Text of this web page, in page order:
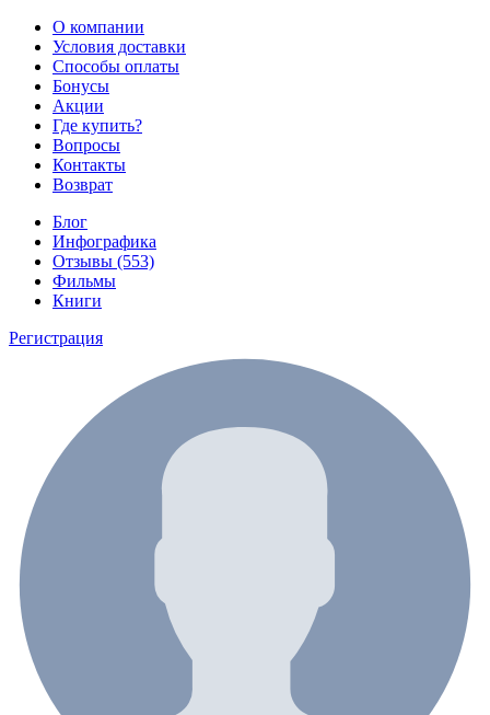
О компании
Условия доставки
Способы оплаты
Бонусы
Акции
Где купить?
Вопросы
Контакты
Возврат
Блог
Инфографика
Отзывы (553)
Фильмы
Книги
Регистрация